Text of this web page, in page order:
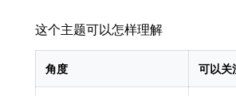
这个主题可以怎样理解
角度 可以关